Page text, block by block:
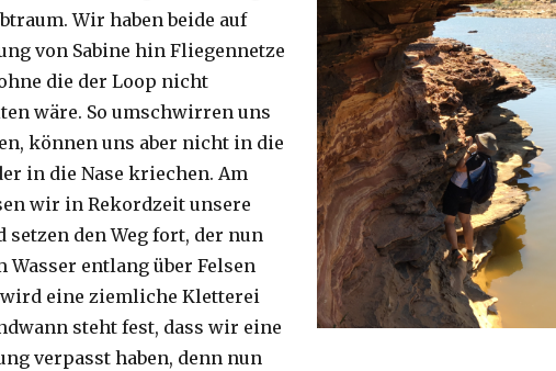
Wir haben beide auf
von Sabine hin Fliegennetze
die der Loop nicht
wäre. So umschwirren uns
können uns aber nicht in die
in die Nase kriechen. Am
wir in Rekordzeit unsere
setzen den Weg fort, der nun
Wasser entlang über Felsen
eine ziemliche Kletterei
steht fest, dass wir eine
verpasst haben, denn nun